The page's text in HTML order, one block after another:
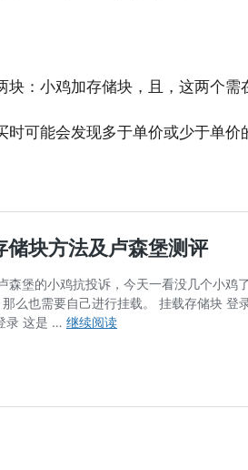
：小鸡加存储块，且，这两个需
可能会发现多于单价或少于单价